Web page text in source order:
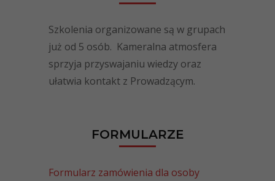
Szkolenia organizowane są w grupach
już od 5 osób. Kameralna atmosfera
sprzyja przyswajaniu wiedzy oraz
ułatwia kontakt z Prowadzącym.
FORMULARZE
Formularz zamówienia dla osoby